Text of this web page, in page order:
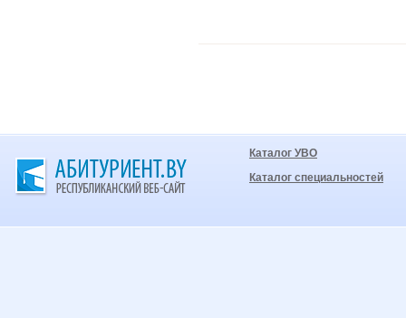
Каталог УВО
Каталог специальностей